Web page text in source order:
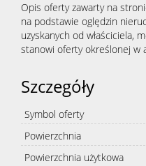
Opis oferty zawarty na
na podstawie oględzin
uzyskanych od właściciela,
stanowi oferty określonej w
Szczegóły
Symbol oferty
Powierzchnia
Powierzchnia użytkowa